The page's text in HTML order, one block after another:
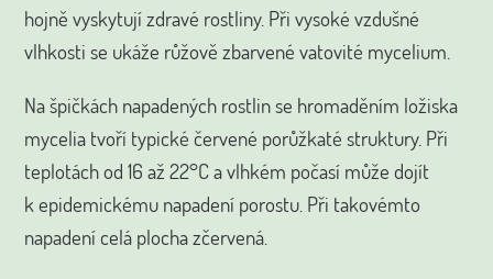
hojně vyskytují zdravé rostliny. Při vysoké vzdušné
vlhkosti se ukáže růžově zbarvené vatovité mycelium.
Na špičkách napadených rostlin se hromaděním ložiska
mycelia tvoří typické červené porůžkaté struktury. Při
teplotách od 16 až 22°C a vlhkém počasí může dojít
k epidemickému napadení porostu. Při takovémto
napadení celá plocha zčervená.